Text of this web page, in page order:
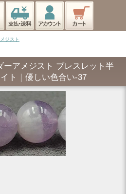
ジスト
ーアメジスト ブレスレット半
ト｜優しい色合い-37